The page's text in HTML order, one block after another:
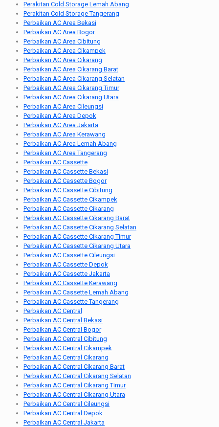
Perakitan Cold Storage Lemah Abang
Perakitan Cold Storage Tangerang
Perbaikan AC Area Bekasi
Perbaikan AC Area Bogor
Perbaikan AC Area Cibitung
Perbaikan AC Area Cikampek
Perbaikan AC Area Cikarang
Perbaikan AC Area Cikarang Barat
Perbaikan AC Area Cikarang Selatan
Perbaikan AC Area Cikarang Timur
Perbaikan AC Area Cikarang Utara
Perbaikan AC Area Cileungsi
Perbaikan AC Area Depok
Perbaikan AC Area Jakarta
Perbaikan AC Area Kerawang
Perbaikan AC Area Lemah Abang
Perbaikan AC Area Tangerang
Perbaikan AC Cassette
Perbaikan AC Cassette Bekasi
Perbaikan AC Cassette Bogor
Perbaikan AC Cassette Cibitung
Perbaikan AC Cassette Cikampek
Perbaikan AC Cassette Cikarang
Perbaikan AC Cassette Cikarang Barat
Perbaikan AC Cassette Cikarang Selatan
Perbaikan AC Cassette Cikarang Timur
Perbaikan AC Cassette Cikarang Utara
Perbaikan AC Cassette Cileungsi
Perbaikan AC Cassette Depok
Perbaikan AC Cassette Jakarta
Perbaikan AC Cassette Kerawang
Perbaikan AC Cassette Lemah Abang
Perbaikan AC Cassette Tangerang
Perbaikan AC Central
Perbaikan AC Central Bekasi
Perbaikan AC Central Bogor
Perbaikan AC Central Cibitung
Perbaikan AC Central Cikampek
Perbaikan AC Central Cikarang
Perbaikan AC Central Cikarang Barat
Perbaikan AC Central Cikarang Selatan
Perbaikan AC Central Cikarang Timur
Perbaikan AC Central Cikarang Utara
Perbaikan AC Central Cileungsi
Perbaikan AC Central Depok
Perbaikan AC Central Jakarta